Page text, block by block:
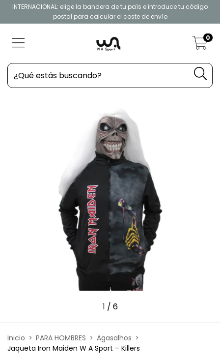
INTERNACIONAL: elige la bandera de tu país e introduce tu código
postal para calcular el coste de envío
0
1 / 6
Inicio > PARA HOMBRES > Agasalhos >
Jaqueta Iron Maiden W A Sport – Killers